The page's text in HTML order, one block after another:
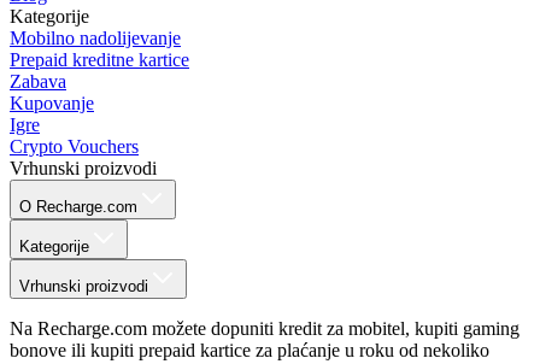
Kategorije
Mobilno nadolijevanje
Prepaid kreditne kartice
Zabava
Kupovanje
Igre
Crypto Vouchers
Vrhunski proizvodi
O Recharge.com
Kategorije
Vrhunski proizvodi
Na Recharge.com možete dopuniti kredit za mobitel, kupiti gaming
bonove ili kupiti prepaid kartice za plaćanje u roku od nekoliko